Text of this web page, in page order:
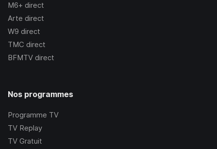
M6+ direct
Arte direct
W9 direct
TMC direct
BFMTV direct
Nos programmes
Programme TV
TV Replay
TV Gratuit